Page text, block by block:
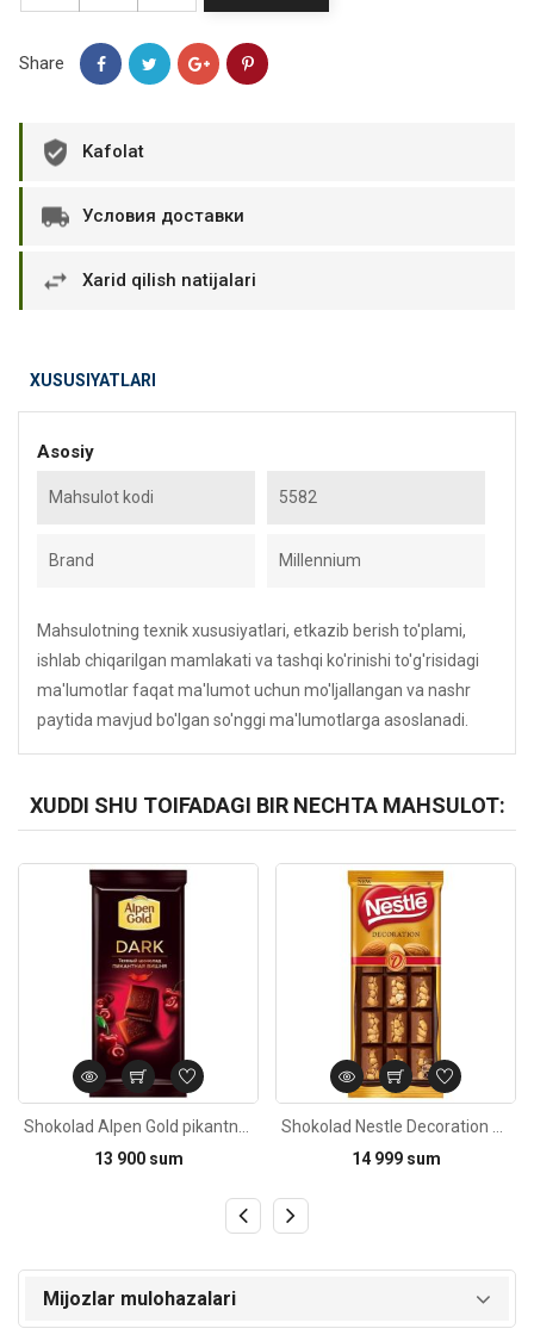
Share
Kafolat
Условия доставки
Xarid qilish natijalari
XUSUSIYATLARI
Asosiy
Mahsulot kodi 5582
Brand Millennium
Mahsulotning texnik xususiyatlari, etkazib berish to'plami,
ishlab chiqarilgan mamlakati va tashqi ko'rinishi to'g'risidagi
ma'lumotlar faqat ma'lumot uchun mo'ljallangan va nashr
paytida mavjud bo'lgan so'nggi ma'lumotlarga asoslanadi.
XUDDI SHU TOIFADAGI BIR NECHTA MAHSULOT:
13 900 sum
Kod: 1207
14 999 sum
Mijozlar mulohazalari